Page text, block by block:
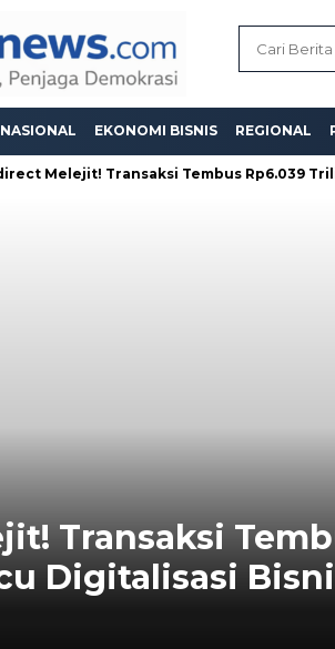
NASIONAL EKONOMI BISNIS REGIONAL
Transaksi Tembus Rp6.039 Triliun,
Transaksi
Digitalisasi